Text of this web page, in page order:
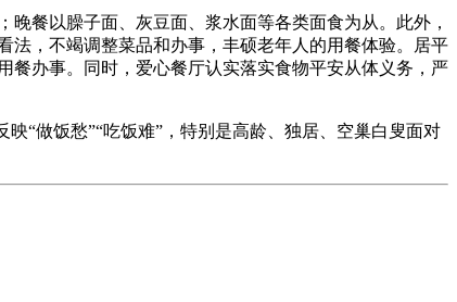
餐以臊子面、灰豆面、浆水面等各类面食为从。此外，
法，不竭调整菜品和办事，丰硕老年人的用餐体验。居平
餐办事。同时，爱心餐厅认实落实食物平安从体义务，严
“做饭愁”“吃饭难”，特别是高龄、独居、空巢白叟面对